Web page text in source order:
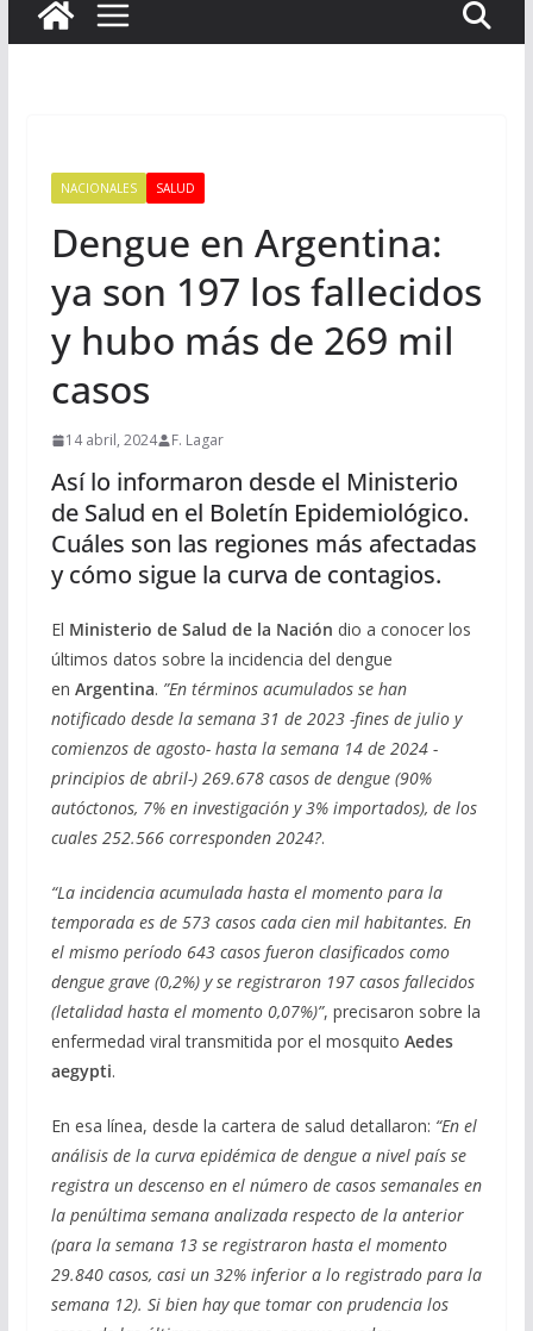
NACIONALES SALUD
Dengue en Argentina:
ya son 197 los fallecidos
y hubo más de 269 mil
casos
14 abril, 2024 F. Lagar
Así lo informaron desde el Ministerio
de Salud en el Boletín Epidemiológico.
Cuáles son las regiones más afectadas
y cómo sigue la curva de contagios.
El Ministerio de Salud de la Nación dio a conocer los
últimos datos sobre la incidencia del dengue
en Argentina. ”En términos acumulados se han
notificado desde la semana 31 de 2023 -fines de julio y
comienzos de agosto- hasta la semana 14 de 2024 -
principios de abril-) 269.678 casos de dengue (90%
autóctonos, 7% en investigación y 3% importados), de los
cuales 252.566 corresponden 2024?.
“La incidencia acumulada hasta el momento para la
temporada es de 573 casos cada cien mil habitantes. En
el mismo período 643 casos fueron clasificados como
dengue grave (0,2%) y se registraron 197 casos fallecidos
(letalidad hasta el momento 0,07%)”, precisaron sobre la
enfermedad viral transmitida por el mosquito Aedes
aegypti.
En esa línea, desde la cartera de salud detallaron: “En el
análisis de la curva epidémica de dengue a nivel país se
registra un descenso en el número de casos semanales en
la penúltima semana analizada respecto de la anterior
(para la semana 13 se registraron hasta el momento
29.840 casos, casi un 32% inferior a lo registrado para la
semana 12). Si bien hay que tomar con prudencia los